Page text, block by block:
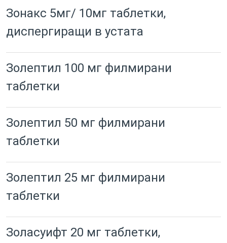
Зонакс 5мг/ 10мг таблетки,
диспергиращи в устата
Золептил 100 мг филмирани
таблетки
Золептил 50 мг филмирани
таблетки
Золептил 25 мг филмирани
таблетки
Золасуифт 20 мг таблетки,